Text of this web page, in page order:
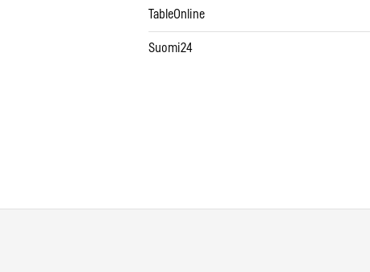
TableOnline
Suomi24